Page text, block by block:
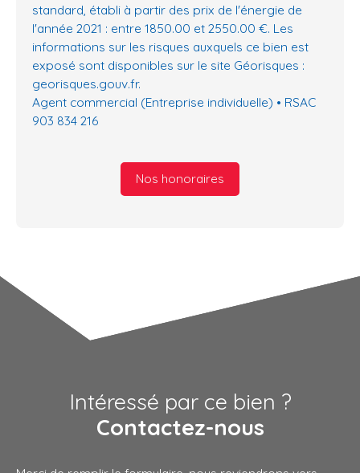
standard, établi à partir des prix de l'énergie de
l'année 2021 : entre 1850.00 et 2550.00 €. Les
informations sur les risques auxquels ce bien est
exposé sont disponibles sur le site Géorisques :
georisques.gouv.fr.
Agent commercial (Entreprise individuelle) • RSAC
903 834 216
Nos honoraires
Intéressé par ce bien ?
Contactez-nous